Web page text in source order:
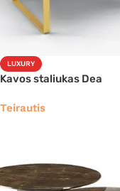
LUXURY
Kavos staliukas Dea
Teirautis